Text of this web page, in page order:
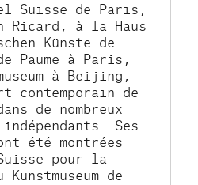
Suisse de Paris,
Ricard, à la Haus
Künste de
Paume à Paris,
à Beijing,
contemporain de
de nombreux
Ses
été montrées
pour la
de